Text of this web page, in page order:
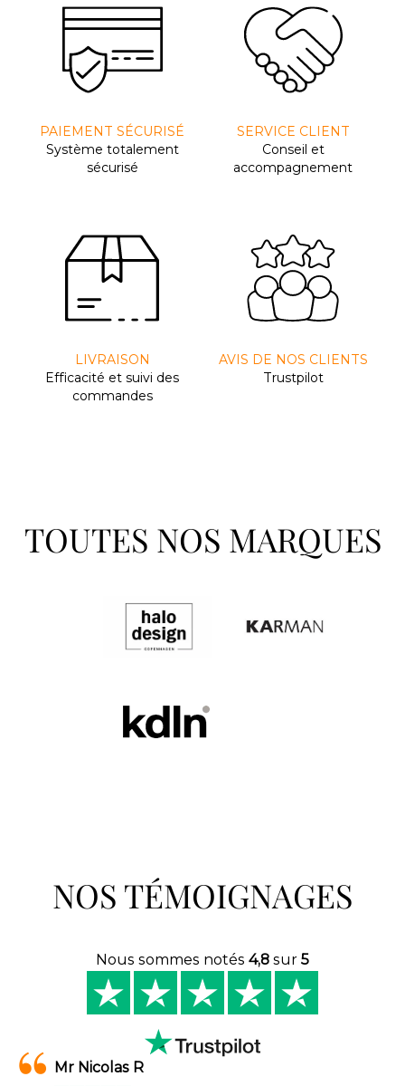
PAIEMENT SÉCURISÉ
Système totalement
sécurisé
SERVICE CLIENT
Conseil et
accompagnement
LIVRAISON
Efﬁcacité et suivi des
commandes
AVIS DE NOS CLIENTS
Trustpilot
TOUTES NOS MARQUES
NOS TÉMOIGNAGES
Nous sommes notés 4,8 sur 5
Mr Nicolas R